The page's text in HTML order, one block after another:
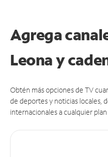
Agrega
Leona y
Obtén más opciones de TV
de deportes y noticias locales,
internacionales a cualquier